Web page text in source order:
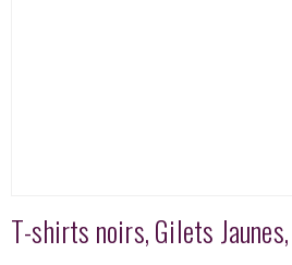
T-shirts noirs, Gilets